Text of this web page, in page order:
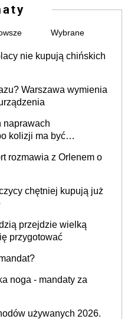
Wybrane
nie kupują chińskich
Warszawa wymienia
naprawach
kolizji ma być
rozmawia z Orlenem o
chętniej kupują już
przejdzie wielką
przygotować
noga - mandaty za
używanych 2026.